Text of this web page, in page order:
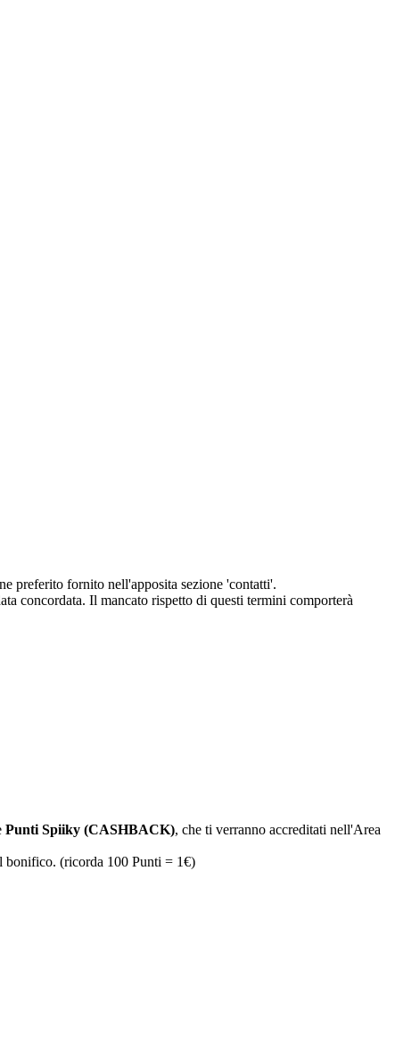
preferito fornito nell'apposita sezione 'contatti'.
concordata. Il mancato rispetto di questi termini comporterà
Punti Spiiky (CASHBACK), che ti verranno accreditati nell'Area
bonifico. (ricorda 100 Punti = 1€)